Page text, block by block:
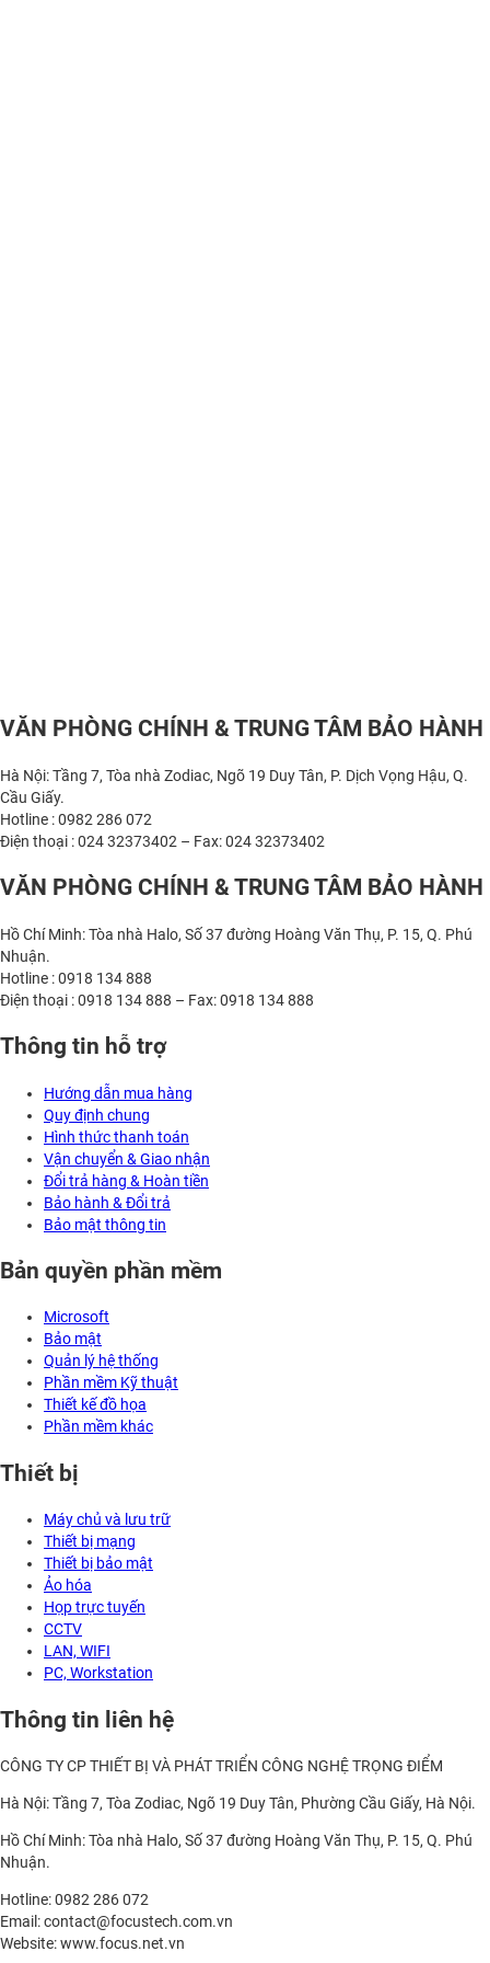
VĂN PHÒNG CHÍNH & TRUNG TÂM BẢO HÀNH
Hà Nội: Tầng 7, Tòa nhà Zodiac, Ngõ 19 Duy Tân, P. Dịch Vọng Hậu, Q.
Cầu Giấy.
Hotline : 0982 286 072
Điện thoại : 024 32373402 – Fax: 024 32373402
VĂN PHÒNG CHÍNH & TRUNG TÂM BẢO HÀNH
Hồ Chí Minh: Tòa nhà Halo, Số 37 đường Hoàng Văn Thụ, P. 15, Q. Phú
Nhuận.
Hotline : 0918 134 888
Điện thoại : 0918 134 888 – Fax: 0918 134 888
Thông tin hỗ trợ
Hướng dẫn mua hàng
Quy định chung
Hình thức thanh toán
Vận chuyển & Giao nhận
Đổi trả hàng & Hoàn tiền
Bảo hành & Đổi trả
Bảo mật thông tin
Bản quyền phần mềm
Microsoft
Bảo mật
Quản lý hệ thống
Phần mềm Kỹ thuật
Thiết kế đồ họa
Phần mềm khác
Thiết bị
Máy chủ và lưu trữ
Thiết bị mạng
Thiết bị bảo mật
Ảo hóa
Họp trực tuyến
CCTV
LAN, WIFI
PC, Workstation
Thông tin liên hệ
CÔNG TY CP THIẾT BỊ VÀ PHÁT TRIỂN CÔNG NGHỆ TRỌNG ĐIỂM
Hà Nội: Tầng 7, Tòa Zodiac, Ngõ 19 Duy Tân, Phường Cầu Giấy, Hà Nội.
Hồ Chí Minh: Tòa nhà Halo, Số 37 đường Hoàng Văn Thụ, P. 15, Q. Phú
Nhuận.
Hotline: 0982 286 072
Email: contact@focustech.com.vn
Website: www.focus.net.vn